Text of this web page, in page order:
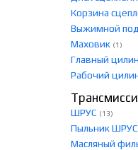
Корзина
Выжимной
Маховик (1)
Главный
Рабочий
ШРУС (13)
Пыльник
Масляный